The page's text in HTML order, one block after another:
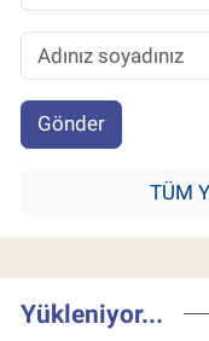
Gönder
TÜM
Yükleniyor...